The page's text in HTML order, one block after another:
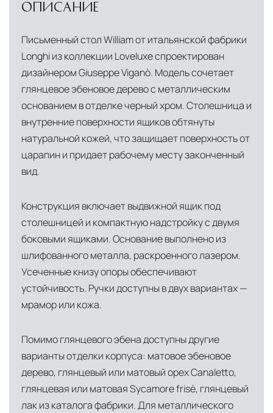
складскими объектами в Москве, где хранятся
условиях. Наличие собственной
инфраструктуры позволяет сократить сроки
доставки и обеспечить полный контроль над
сохранностью продукции.
Глобальная сеть распределительных
центров
Помимо Москвы, мы располагаем
логистическими узлами в ключевых
Дубай, ОАЭ
— региональный центр для
Ближнего Востока и Азии
Кипр— распределительная база для
Средиземноморского региона
Лондон, Великобритания—
логистический хаб для европейского рынка
США— центр доставки для
североамериканского сегмента
Другие страны Европы— расширенная
сеть партнёрских складов
ОПИСАНИЕ
Письменный стол William от итальянской фабрики
Longhi из коллекции Loveluxe спроектирован
дизайнером Giuseppe Viganò. Модель сочетает
глянцевое эбеновое дерево с металлическим
основанием в отделке черный хром. Столешница и
внутренние поверхности ящиков обтянуты
натуральной кожей, что защищает поверхность от
царапин и придает рабочему месту законченный
вид.
Конструкция включает выдвижной ящик под
столешницей и компактную надстройку с двумя
боковыми ящиками. Основание выполнено из
шлифованного металла, раскроенного лазером.
Усеченные книзу опоры обеспечивают
устойчивость. Ручки доступны в двух вариантах —
мрамор или кожа.
Помимо глянцевого эбена доступны другие
варианты отделки корпуса: матовое эбеновое
дерево, глянцевый или матовый орех Canaletto,
глянцевая или матовая Sycamore frisè, глянцевый
лак из каталога фабрики. Для металлического